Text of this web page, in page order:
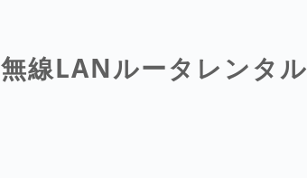
無線LANルータレンタル